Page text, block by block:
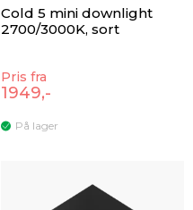
Cold 5 mini downlight
2700/3000K, sort
Pris fra
1949,-
På lager